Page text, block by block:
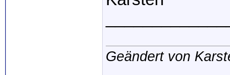
Geändert von